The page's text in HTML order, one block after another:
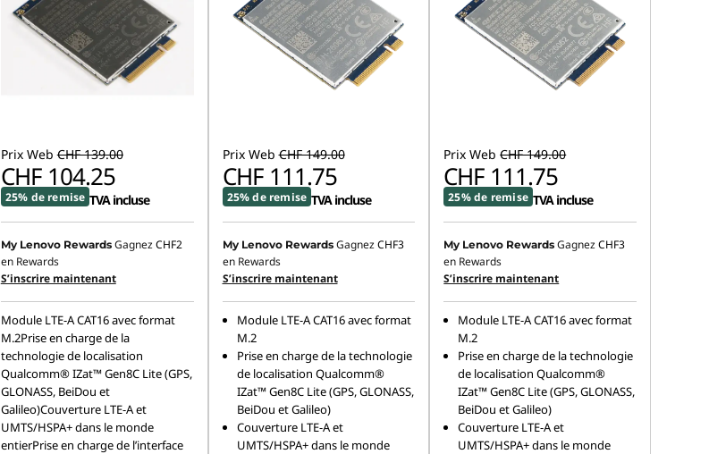
Prix Web CHF 139.00
CHF 104.25
25% de remise TVA incluse
My Lenovo Rewards GagnezCHF2
en Rewards
S’inscrire maintenant
Module LTE-A CAT16 avec format
M.2Prise en charge de la
technologie de localisation
Qualcomm® IZat™ Gen8C Lite (GPS,
GLONASS, BeiDou et
Galileo)Couverture LTE-A et
UMTS/HSPA+ dans le monde
entierPrise en charge de l’interface
Prix Web CHF 149.00
CHF 111.75
25% de remise TVA incluse
My Lenovo Rewards GagnezCHF3
en Rewards
S’inscrire maintenant
Module LTE-A CAT16 avec format
M.2
Prise en charge de la technologie
de localisation Qualcomm®
IZat™ Gen8C Lite (GPS, GLONASS,
BeiDou et Galileo)
Couverture LTE-A et
UMTS/HSPA+ dans le monde
Prix Web CHF 149.00
CHF 111.75
25% de remise TVA incluse
My Lenovo Rewards GagnezCHF3
en Rewards
S’inscrire maintenant
Module LTE-A CAT16 avec format
M.2
Prise en charge de la technologie
de localisation Qualcomm®
IZat™ Gen8C Lite (GPS, GLONASS,
BeiDou et Galileo)
Couverture LTE-A et
UMTS/HSPA+ dans le monde